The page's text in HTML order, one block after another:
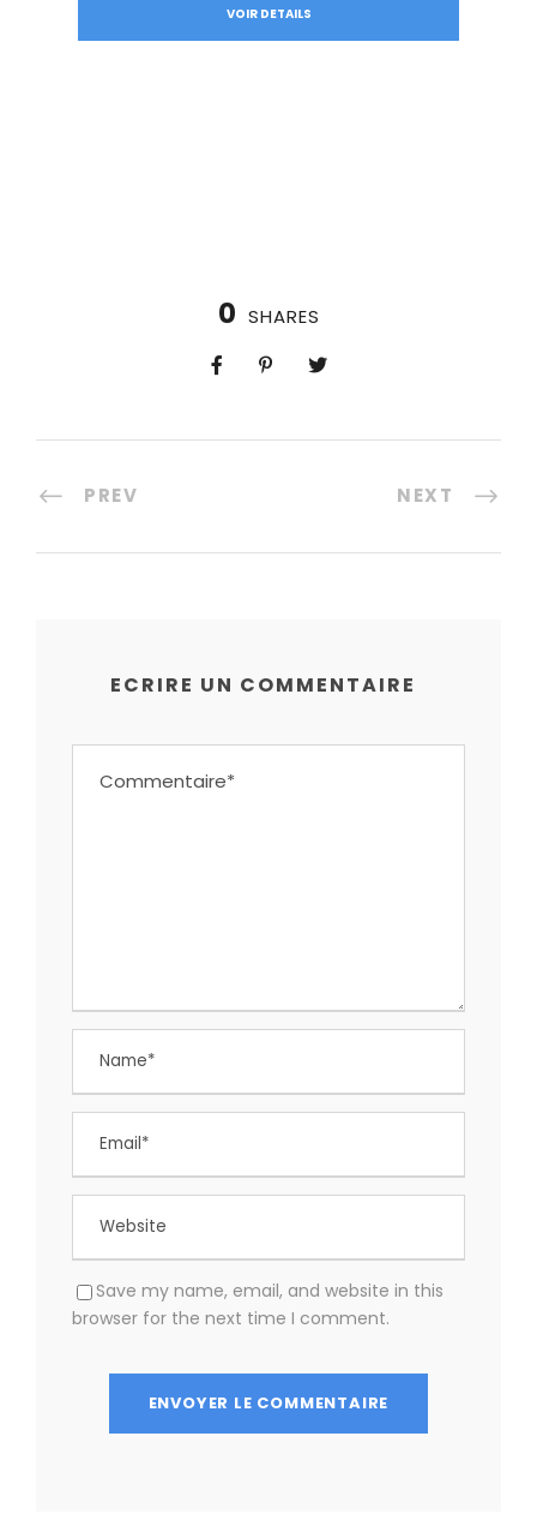
VOIR DETAILS
0 SHARES
PREV NEXT
ECRIRE UN COMMENTAIRE
Save my name, email, and website in this
browser for the next time I comment.